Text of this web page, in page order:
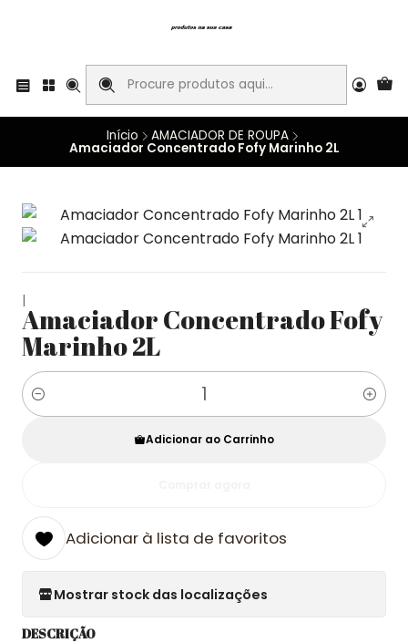
Início AMACIADOR DE ROUPA
Amaciador Concentrado Fofy Marinho 2L
|
Amaciador Concentrado Fofy
Marinho 2L
Quantidade
Adicionar ao Carrinho
Adicionar à lista de favoritos
Mostrar stock das localizações
DESCRIÇÃO